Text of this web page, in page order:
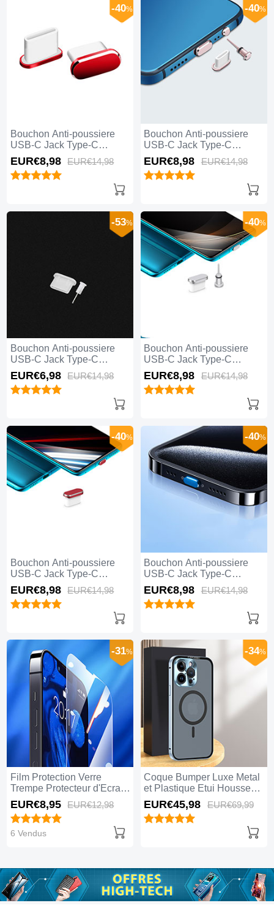
Bouchon Anti-poussiere
USB-C Jack Type-C
Universel H06 pour Apple
iPhone 15 Pro Max Rouge
-40%
EUR€8,98 EUR€14,98
Bouchon Anti-poussiere
USB-C Jack Type-C
Universel H05 pour Apple
iPhone 15 Pro Max Or
Rose
-40%
EUR€8,98 EUR€14,98
Bouchon Anti-poussiere
USB-C Jack Type-C
Universel H04 pour Apple
iPhone 15 Pro Max Blanc
-53%
EUR€6,98 EUR€14,98
Bouchon Anti-poussiere
USB-C Jack Type-C
Universel H03 pour Apple
iPhone 15 Pro Max Argent
-40%
EUR€8,98 EUR€14,98
Bouchon Anti-poussiere
USB-C Jack Type-C
Universel H02 pour Apple
iPhone 15 Pro Max Rouge
-40%
EUR€8,98 EUR€14,98
Bouchon Anti-poussiere
USB-C Jack Type-C
Universel H01 pour Apple
iPhone 15 Pro Max Bleu
-40%
EUR€8,98 EUR€14,98
Film Protection Verre
Trempe Protecteur d'Ecran
pour Apple iPhone 15 Pro
Max Clair
-31%
EUR€8,95 EUR€12,98
6 Vendus
Coque Bumper Luxe Metal
et Plastique Etui Housse
avec Mag-Safe Magnetic
Magnetique LK5 pour
Apple iPhone 15 Pro Max
-34%
EUR€45,98 EUR€69,99